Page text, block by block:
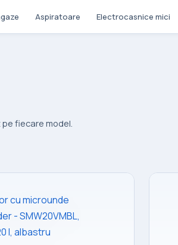
Aspiratoare Electrocasnice mici
fiecare model.